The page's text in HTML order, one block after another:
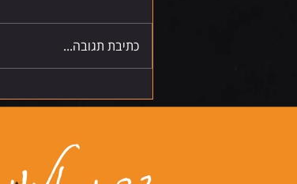
כתיבת תגובה...